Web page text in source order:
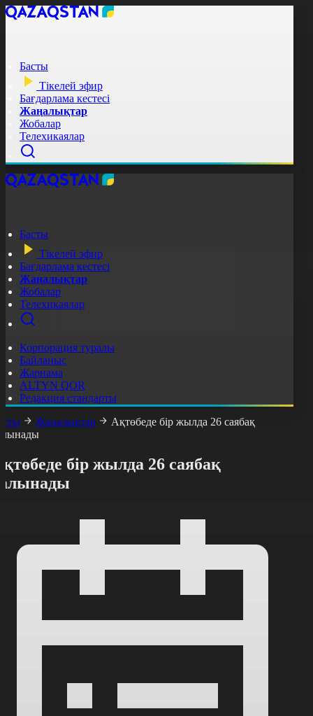
Басты
Тікелей эфир
Бағдарлама кестесі
Жаңалықтар
Жобалар
Телехикаялар
Басты
Тікелей эфир
Бағдарлама кестесі
Жаңалықтар
Жобалар
Телехикаялар
Корпорация туралы
Байланыс
Жарнама
ALTYN QOR
Редакция стандарты
Жаңалықтар
Ақтөбеде бір жылда 26 саябақ
бір жылда 26 саябақ